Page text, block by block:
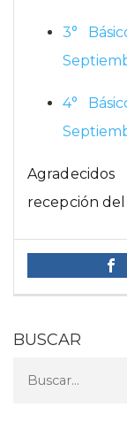
3°
4°
recepción
BUSCAR